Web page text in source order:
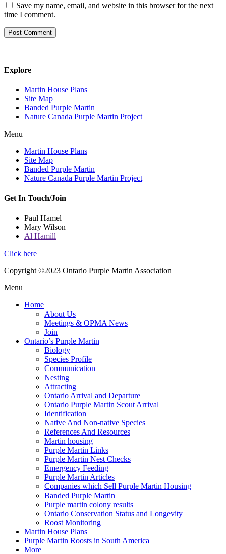
Save my name, email, and website in this browser for the next
time I comment.
Explore
Martin House Plans
Site Map
Banded Purple Martin
Nature Canada Purple Martin Project
Menu
Martin House Plans
Site Map
Banded Purple Martin
Nature Canada Purple Martin Project
Get In Touch/Join
Paul Hamel
Mary Wilson
Al Hamill
Click here
Copyright ©2023 Ontario Purple Martin Association
Menu
Home
About Us
Meetings & OPMA News
Join
Ontario’s Purple Martin
Biology
Species Profile
Communication
Nesting
Attracting
Ontario Arrival and Departure
Ontario Purple Martin Scout Arrival
Identification
Native And Non-native Species
References And Resources
Martin housing
Purple Martin Links
Purple Martin Nest Checks
Emergency Feeding
Purple Martin Articles
Companies which Sell Purple Martin Housing
Banded Purple Martin
Purple martin colony results
Ontario Conservation Status and Longevity
Roost Monitoring
Martin House Plans
Purple Martin Roosts in South America
More